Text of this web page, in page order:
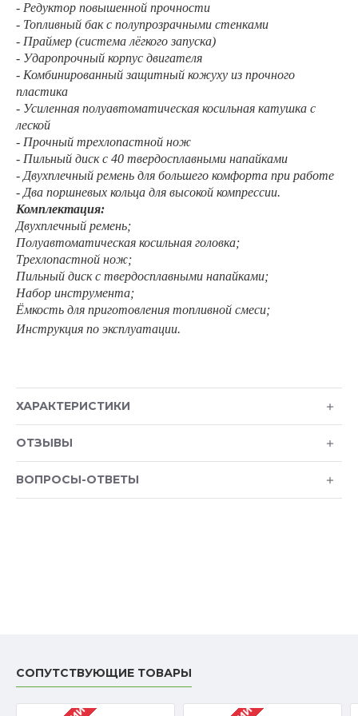
- Редуктор повышенной прочности
- Топливный бак с полупрозрачными стенками
- Праймер (система лёгкого запуска)
- Ударопрочный корпус двигателя
- Комбинированный защитный кожуху из прочного
пластика
- Усиленная полуавтоматическая косильная катушка с
леской
- Прочный трехлопастной нож
- Пильный диск с 40 твердосплавными напайками
- Двухплечный ремень для большего комфорта при работе
- Два поршневых кольца для высокой компрессии.
Комплектация:
Двухплечный ремень;
Полуавтоматическая косильная головка;
Трехлопастной нож;
Пильный диск с твердосплавными напайками;
Набор инструмента;
Ёмкость для приготовления топливной смеси;
Инструкция по эксплуатации.
ХАРАКТЕРИСТИКИ
ОТЗЫВЫ
ВОПРОСЫ-ОТВЕТЫ
СОПУТСТВУЮЩИЕ ТОВАРЫ